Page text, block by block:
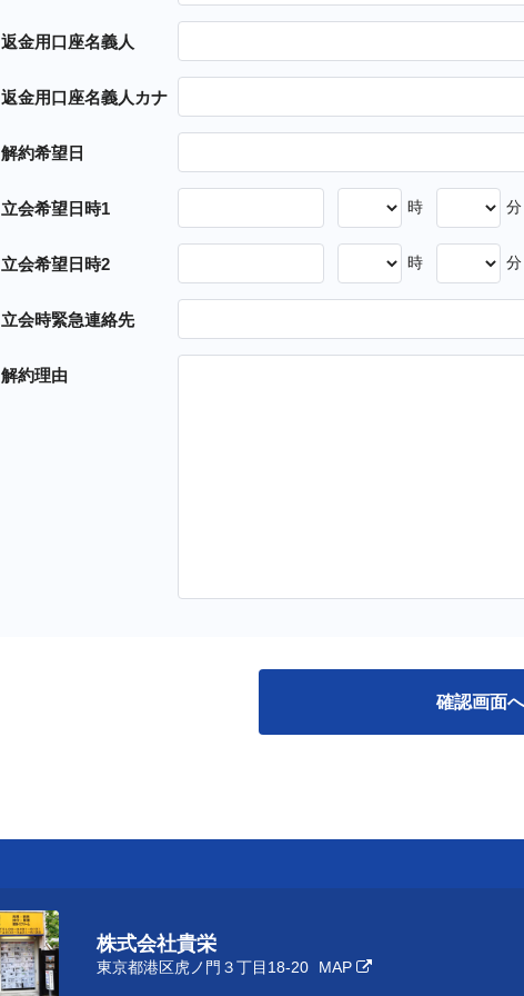
返金用口座名義人
返金用口座名義人カナ
解約希望日
立会希望日時1 時 分
立会希望日時2 時 分
立会時緊急連絡先
解約理由
株式会社貴栄
東京都港区虎ノ門３丁目18-20 MAP